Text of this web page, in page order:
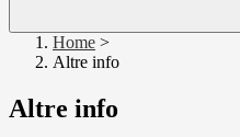
Home >
Altre info
Altre info